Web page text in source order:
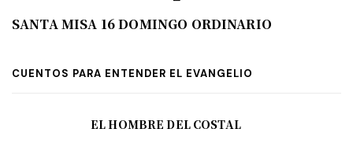
SANTA MISA 16 DOMINGO ORDINARIO
CUENTOS PARA ENTENDER EL EVANGELIO
EL HOMBRE DEL COSTAL